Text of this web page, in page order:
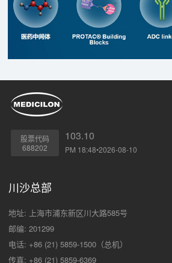
股票代码
688202
103.10
PM 18:48•2026-08-10
川沙总部
地址: 上海市浦东新区川大路585号
邮编: 201299
电话: +86 (21) 5859-1500（总机）
传真: +86 (21) 5859-6369